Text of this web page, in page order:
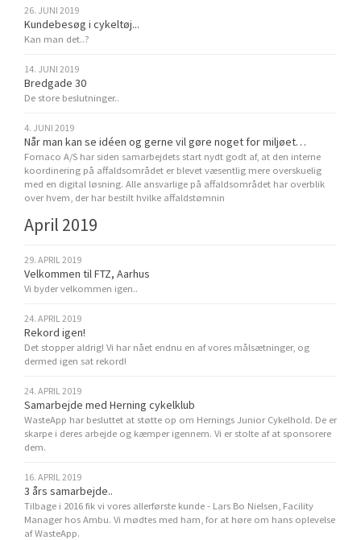
26. JUNI 2019
Kundebesøg i cykeltøj...
Kan man det..?
14. JUNI 2019
Bredgade 30
De store beslutninger..
4. JUNI 2019
Når man kan se idéen og gerne vil gøre noget for miljøet…
Fomaco A/S har siden samarbejdets start nydt godt af, at den interne
koordinering på affaldsområdet er blevet væsentlig mere overskuelig
med en digital løsning. Alle ansvarlige på affaldsområdet har overblik
over hvem, der har bestilt hvilke affaldstømnin
April 2019
29. APRIL 2019
Velkommen til FTZ, Aarhus
Vi byder velkommen igen..
24. APRIL 2019
Rekord igen!
Det stopper aldrig! Vi har nået endnu en af vores målsætninger, og
dermed igen sat rekord!
24. APRIL 2019
Samarbejde med Herning cykelklub
WasteApp har besluttet at støtte op om Hernings Junior Cykelhold. De er
skarpe i deres arbejde og kæmper igennem. Vi er stolte af at sponsorere
dem.
16. APRIL 2019
3 års samarbejde..
Tilbage i 2016 fik vi vores allerførste kunde - Lars Bo Nielsen, Facility
Manager hos Ambu. Vi mødtes med ham, for at høre om hans oplevelse
af WasteApp.